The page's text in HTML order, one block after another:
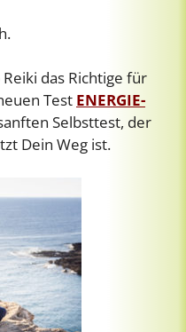
das Richtige für
Test ENERGIE-
Selbsttest, der
Dein Weg ist.